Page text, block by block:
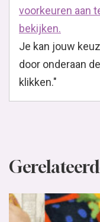
voorkeuren aan
bekijken.
Je kan jouw
door onderaan
klikken."